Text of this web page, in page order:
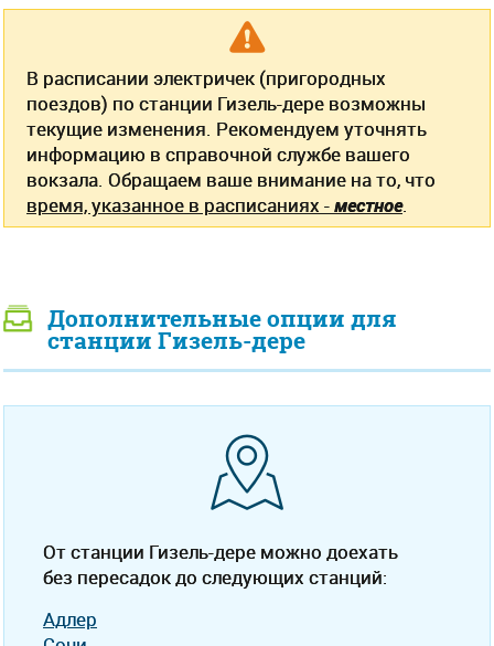
В расписании электричек (пригородных
поездов) по станции Гизель-дере возможны
текущие изменения. Рекомендуем уточнять
информацию в справочной службе вашего
вокзала. Обращаем ваше внимание на то, что
время, указанное в расписаниях -местное.
Дополнительные опции для
станции Гизель-дере
От станции Гизель-дере можно доехать
без пересадок до следующих станций:
Адлер